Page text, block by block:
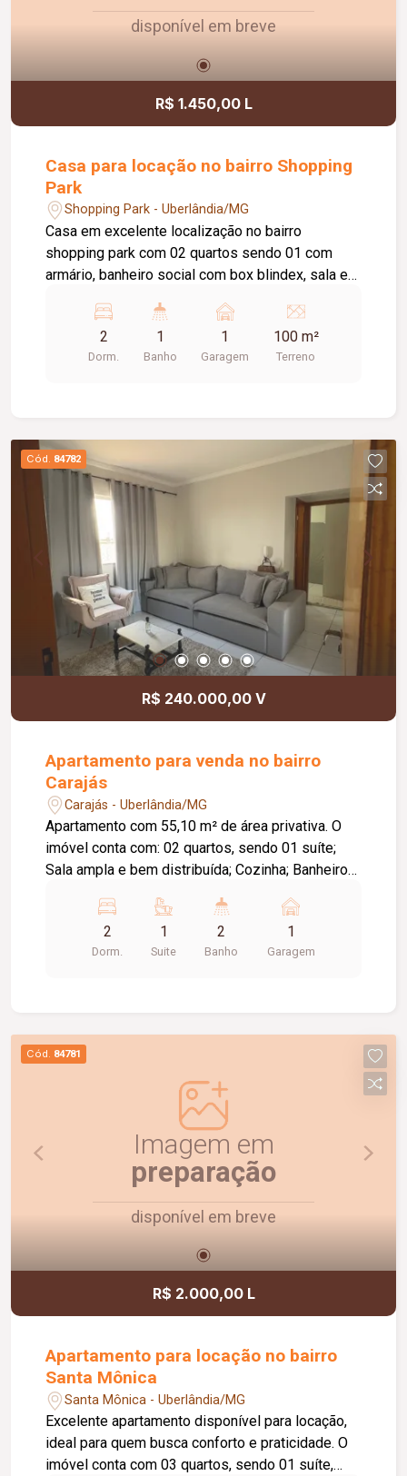
disponível em breve
R$ 1.450,00 L
Casa para locação no bairro Shopping
Park
Shopping Park - Uberlândia/MG
Casa em excelente localização no bairro
shopping park com 02 quartos sendo 01 com
armário, banheiro social com box blindex, sala em
área de serviço, 01 vaga de garagem, câmeras de
segurança.
2
Dorm.
1
Banho
1
Garagem
100 m²
Terreno
Cód. 84782
R$ 240.000,00 V
Apartamento para venda no bairro
Carajás
Carajás - Uberlândia/MG
Apartamento com 55,10 m² de área privativa. O
imóvel conta com: 02 quartos, sendo 01 suíte;
Sala ampla e bem distribuída; Cozinha; Banheiro
Completo em armários planejados nos quartos,
cozinha e banheiros; Localizado no 2º andar,
proporcionando boa ventilação e iluminação
2
Dorm.
1
Suite
2
Banho
1
Garagem
Cód. 84781
Imagem em
preparação
disponível em breve
R$ 2.000,00 L
Apartamento para locação no bairro
Santa Mônica
Santa Mônica - Uberlândia/MG
Excelente apartamento disponível para locação,
ideal para quem busca conforto e praticidade. O
imóvel conta com 03 quartos, sendo 01 suíte,